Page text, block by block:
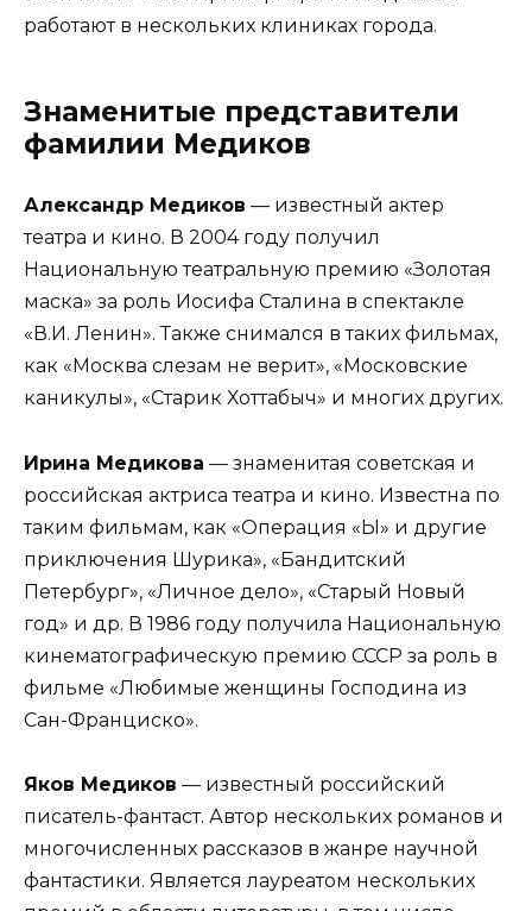
работают в нескольких клиниках города.
Знаменитые представители
фамилии Медиков
Александр Медиков — известный актер
театра и кино. В 2004 году получил
Национальную театральную премию «Золотая
маска» за роль Иосифа Сталина в спектакле
«В.И. Ленин». Также снимался в таких фильмах,
как «Москва слезам не верит», «Московские
каникулы», «Старик Хоттабыч» и многих других.
Ирина Медикова — знаменитая советская и
российская актриса театра и кино. Известна по
таким фильмам, как «Операция «Ы» и другие
приключения Шурика», «Бандитский
Петербург», «Личное дело», «Старый Новый
год» и др. В 1986 году получила Национальную
кинематографическую премию СССР за роль в
фильме «Любимые женщины Господина из
Сан-Франциско».
Яков Медиков — известный российский
писатель-фантаст. Автор нескольких романов и
многочисленных рассказов в жанре научной
фантастики. Является лауреатом нескольких